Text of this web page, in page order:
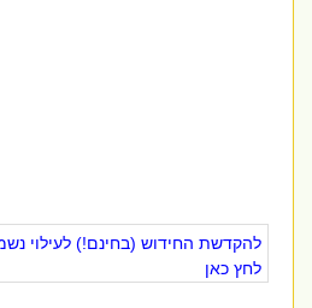
להקדשת החידוש (בחינם!) לעילוי
לחץ כאן